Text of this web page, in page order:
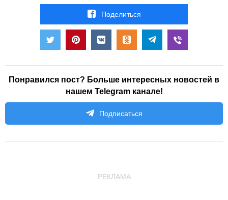
Поделиться
Понравился пост? Больше интересных новостей в
нашем Telegram канале!
Подписаться
РЕКЛАМА